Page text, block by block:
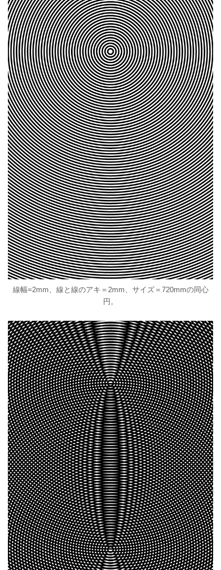
線幅=2mm、線と線のアキ＝2mm、サイズ＝720mmの同心
円。